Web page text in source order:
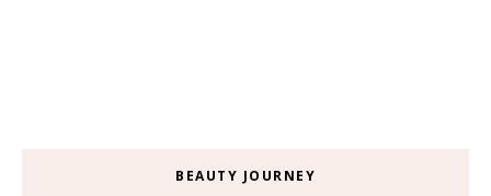
BEAUTY JOURNEY